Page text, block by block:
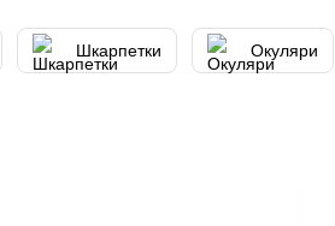
Шкарпетки Окуляри